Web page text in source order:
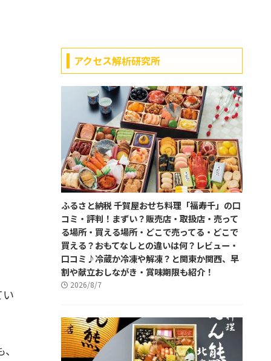
アクセス解析研究所
ふるさと納税 千賀屋おせち料理「福寿千」の口
コミ・評判！まずい？販売店・取扱店・売って
る場所・買える場所・どこで売ってる・どこで
買える？おもてなしとの違いは何？レビュー・
口コミ♪冷蔵か冷凍や解凍？と関東か関西、早
割や献立おしながき・賞味期限も紹介！
2026/8/7